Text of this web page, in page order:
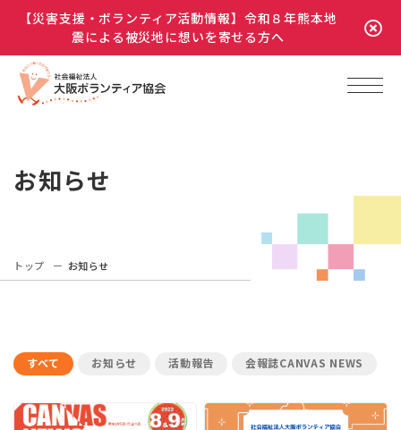
【災害支援・ボランティア活動情報】令和８年熊本地
震による被災地に想いを寄せる方へ
お知らせ
トップ お知らせ
すべて お知らせ 活動報告 会報誌CANVAS NEWS